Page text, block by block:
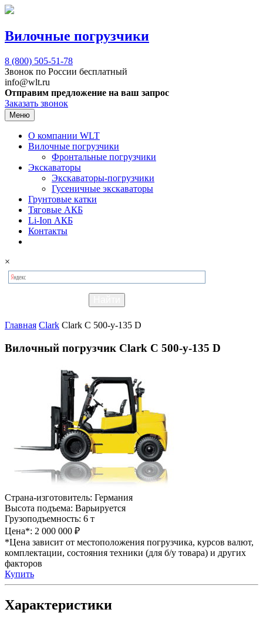
Вилочные погрузчики
8 (800) 505-51-78
Звонок по России бесплатный
info@wlt.ru
Отправим предложение на ваш запрос
Заказать звонок
Меню
О компании WLT
Вилочные погрузчики
Фронтальные погрузчики
Экскаваторы
Экскаваторы-погрузчики
Гусеничные экскаваторы
Грунтовые катки
Тяговые АКБ
Li-Ion АКБ
Контакты
×
Главная Clark Clark C 500-y-135 D
Вилочный погрузчик Clark C 500-y-135 D
Страна-изготовитель: Германия
Высота подъема: Варьируется
Грузоподъемность: 6 т
Цена*: 2 000 000 ₽
*Цена зависит от местоположения погрузчика, курсов валют,
комплектации, состояния техники (для б/у товара) и других
факторов
Купить
Характеристики